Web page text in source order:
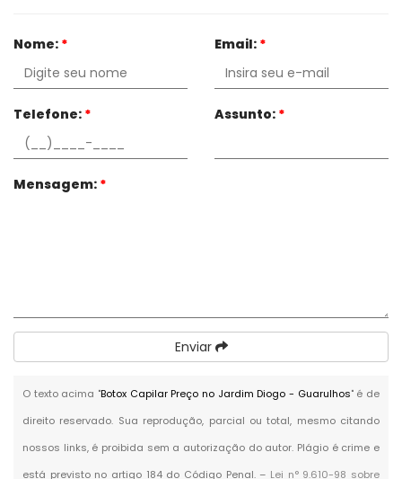
Nome: * Email: *
Telefone: * Assunto: *
Mensagem: *
Enviar
O texto acima "Botox Capilar Preço no Jardim Diogo - Guarulhos" é de
direito reservado. Sua reprodução, parcial ou total, mesmo citando
nossos links, é proibida sem a autorização do autor. Plágio é crime e
está previsto no artigo 184 do Código Penal. – Lei n° 9.610-98 sobre